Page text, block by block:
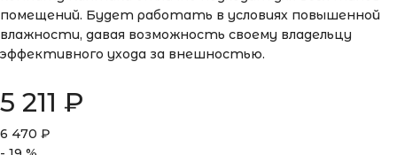
помещений. Будет работать в условиях повышенной
влажности, давая возможность своему владельцу
эффективного ухода за внешностью.
5 211 ₽
6 470 ₽